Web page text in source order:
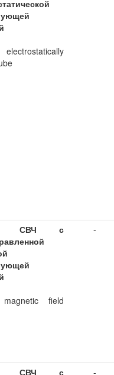
СВЧ с
field
-
СВЧ с
-